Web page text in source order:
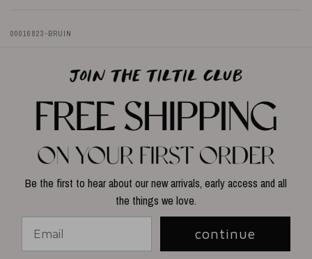
00016823-BRUIN
Be the first to hear about our new arrivals, early access and all
the things we love.
continue